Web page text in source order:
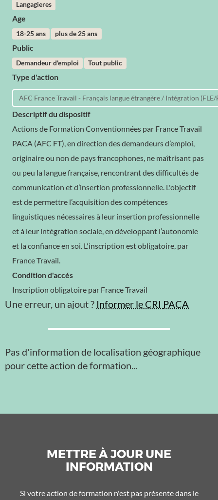
Langagieres
Age
18-25 ans plus de 25 ans
Public
Demandeur d'emploi Tout public
Type d'action
AFC France Travail - Français langue étrangère / Intégration
Descriptif du dispositif
Actions de Formation Conventionnées par France Travail
PACA (AFC FT), en direction des demandeurs d’emploi,
originaire ou non de pays francophones, ne maîtrisant pas
ou peu la langue française, rencontrant des difficultés de
communication et d’insertion professionnelle. L'objectif
est de permettre l’acquisition des compétences
linguistiques nécessaires à leur insertion professionnelle
et à leur intégration sociale, en développant l’autonomie
et la confiance en soi. L'inscription est obligatoire, par
France Travail.
Condition d'accés
Inscription obligatoire par France Travail
Une erreur, un ajout ? Informer le CRI PACA
Pas d'information de localisation géographique
pour cette action de formation...
METTRE À JOUR UNE
INFORMATION
Si votre action de formation n'est pas présente dans le